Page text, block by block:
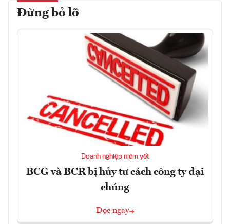
Đừng bỏ lỡ
Doanh nghiệp niêm yết
BCG và BCR bị hủy tư cách công ty đại
chúng
Đọc ngay